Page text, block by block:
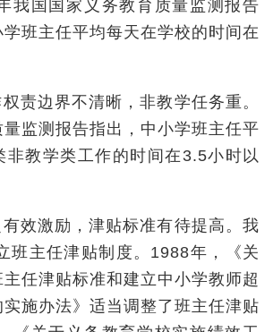
我国国家义务教育质量监测报告
班主任平均每天在学校的时间在
责边界不清晰，非教学任务重。
监测报告指出，中小学班主任平
非教学类工作的时间在3.5小时以
效激励，津贴标准有待提高。我
班主任津贴制度。1988年，《关
任津贴标准和建立中小学教师超
施办法》适当调整了班主任津贴